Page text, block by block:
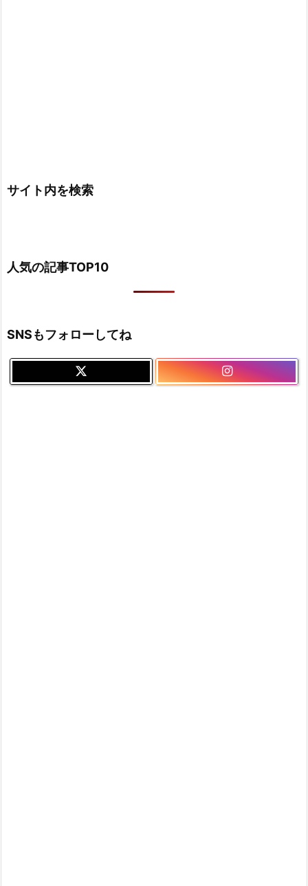
サイト内を検索
人気の記事TOP10
SNSもフォローしてね